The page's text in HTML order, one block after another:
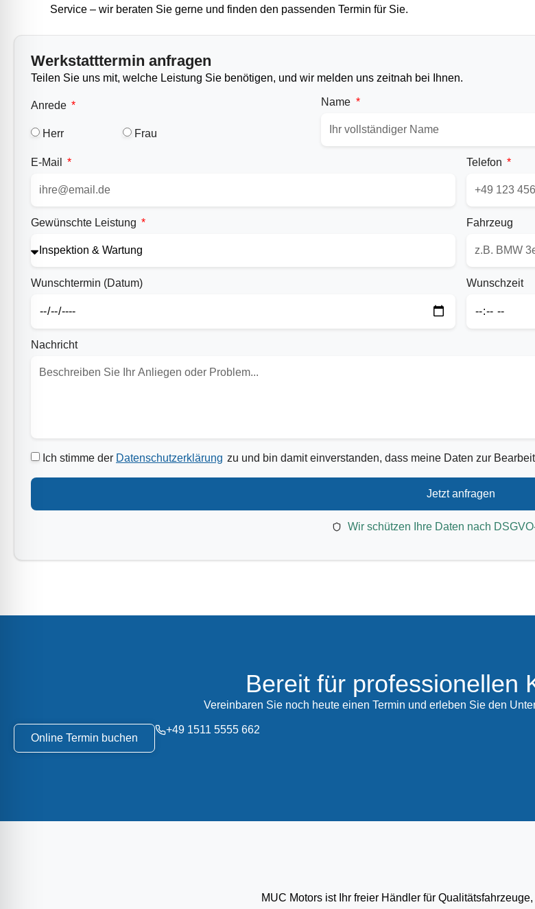
Service – wir beraten Sie gerne und finden den passenden Termin für Sie.
Werkstatttermin anfragen
Teilen Sie uns mit, welche Leistung Sie benötigen, und wir melden uns zeitnah bei Ihnen.
Anrede
Herr Frau
Name
E-Mail Telefon
Gewünschte Leistung Fahrzeug
Wunschtermin (Datum) Wunschzeit
Nachricht
Ich stimme der Datenschutzerklärung zu und bin damit einverstanden, dass meine Daten zur
Jetzt anfragen
Wir schützen Ihre Daten nach
Bereit für professionellen
Vereinbaren Sie noch heute einen Termin und erleben Sie den
Online Termin buchen
+49 1511 5555 662
MUC Motors ist Ihr freier Händler für